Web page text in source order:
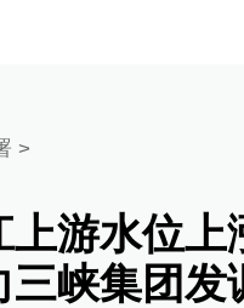
>
上游水位上
三峡集团发